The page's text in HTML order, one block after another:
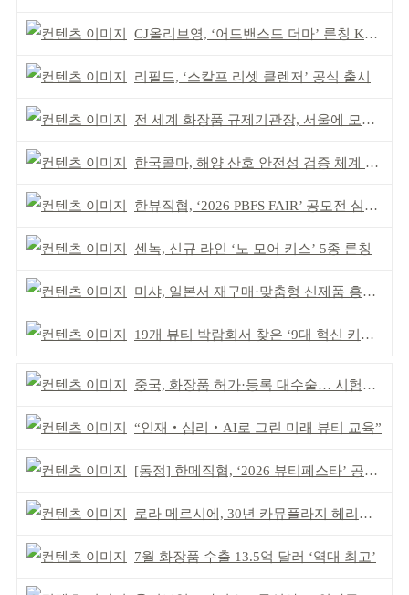
CJ올리브영, ‘어드밴스드 더마’ 론칭 K더마 육성 박차
리필드, ‘스칼프 리셋 클렌저’ 공식 출시
전 세계 화장품 규제기관장, 서울에 모인다
한국콜마, 해양 산호 안전성 검증 체계 구축
한뷰직협, ‘2026 PBFS FAIR’ 공모전 심사 성료
센녹, 신규 라인 ‘노 모어 키스’ 5종 론칭
미샤, 일본서 재구매·맞춤형 신제품 흥행 ‘쌍끌이’
19개 뷰티 박람회서 찾은 ‘9대 혁신 키워드’
중국, 화장품 허가·등록 대수술… 시험자료 공용 허용
“인재‧심리‧AI로 그린 미래 뷰티 교육”
[동정] 한메직협, ‘2026 뷰티페스타’ 공동 주최
로라 메르시에, 30년 카뮤플라지 헤리티지 담아
7월 화장품 수출 13.5억 달러 ‘역대 최고’